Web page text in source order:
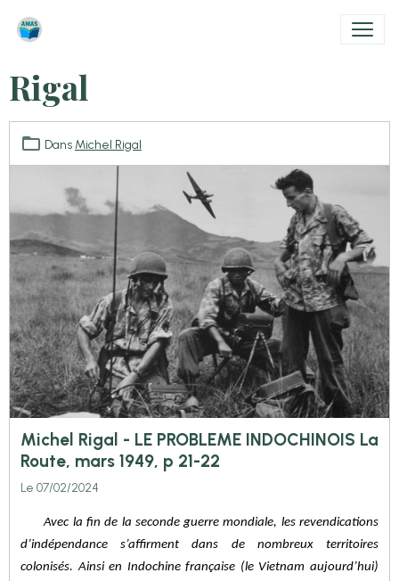
Rigal
Dans Michel Rigal
Michel Rigal - LE PROBLEME INDOCHINOIS La
Route, mars 1949, p 21-22
Le 07/02/2024
Avec la fin de la seconde guerre mondiale, les revendications
d’indépendance s’affirment dans de nombreux territoires
colonisés. Ainsi en Indochine française (le Vietnam aujourd’hui)